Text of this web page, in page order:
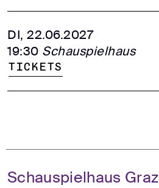
DI, 22.06.2027
19:30 Schauspielhaus
Tickets
Schauspielhaus Graz